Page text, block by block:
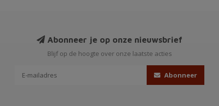
Abonneer je op onze nieuwsbrief
Blijf op de hoogte over onze laatste acties
Abonneer